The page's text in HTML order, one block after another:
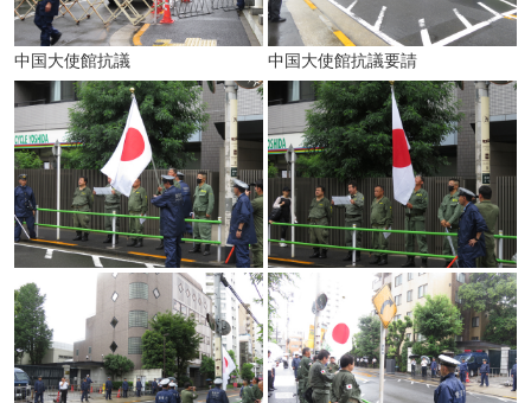
中国大使館抗議 中国大使館抗議要請